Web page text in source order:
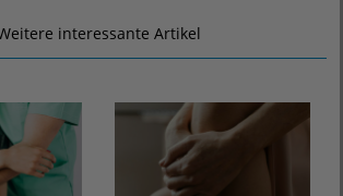
interessante Artikel